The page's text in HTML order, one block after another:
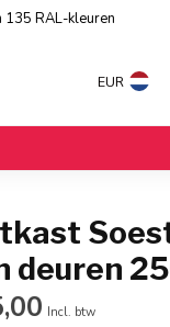
RAL-kleuren
EUR
deuren
Incl. btw